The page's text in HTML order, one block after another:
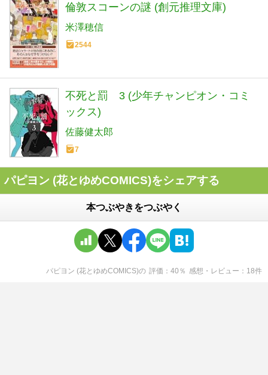
倫敦スコーンの謎 (創元推理文庫)
米澤穂信
2544
不死と罰 3 (少年チャンピオン・コミ
ックス)
佐藤健太郎
7
パピヨン (花とゆめCOMICS)をシェアする
本つぶやきをつぶやく
パピヨン (花とゆめCOMICS)の 評価 40 ％ 感想・レビュー 18件